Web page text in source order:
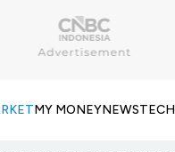
MY MONEYNEWSTECH